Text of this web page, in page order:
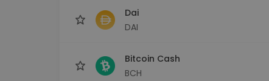
Dai
DAI
Bitcoin Cash
BCH